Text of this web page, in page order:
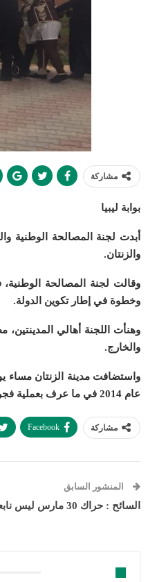
مشاركة
بوابة ليبيا
أبدت لجنة المصالحة الوطنية
والزنتان.
وقالت لجنة المصالحة الوطنية،
وخطوة في إطار تكوين الدولة.
وهنأت اللجنة أهالي
والخارج.
واستضافت مدينة الزنتان مساء
عام 2014 في ما عرف بعملية فجر ليبيا.
مشاركة Facebook
المنشور السابق
السائح : حراك 30 مارس ليس نابعاً من الشعب